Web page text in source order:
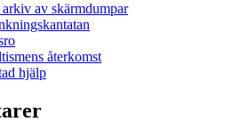
av skärmdumpar
återkomst
hjälp